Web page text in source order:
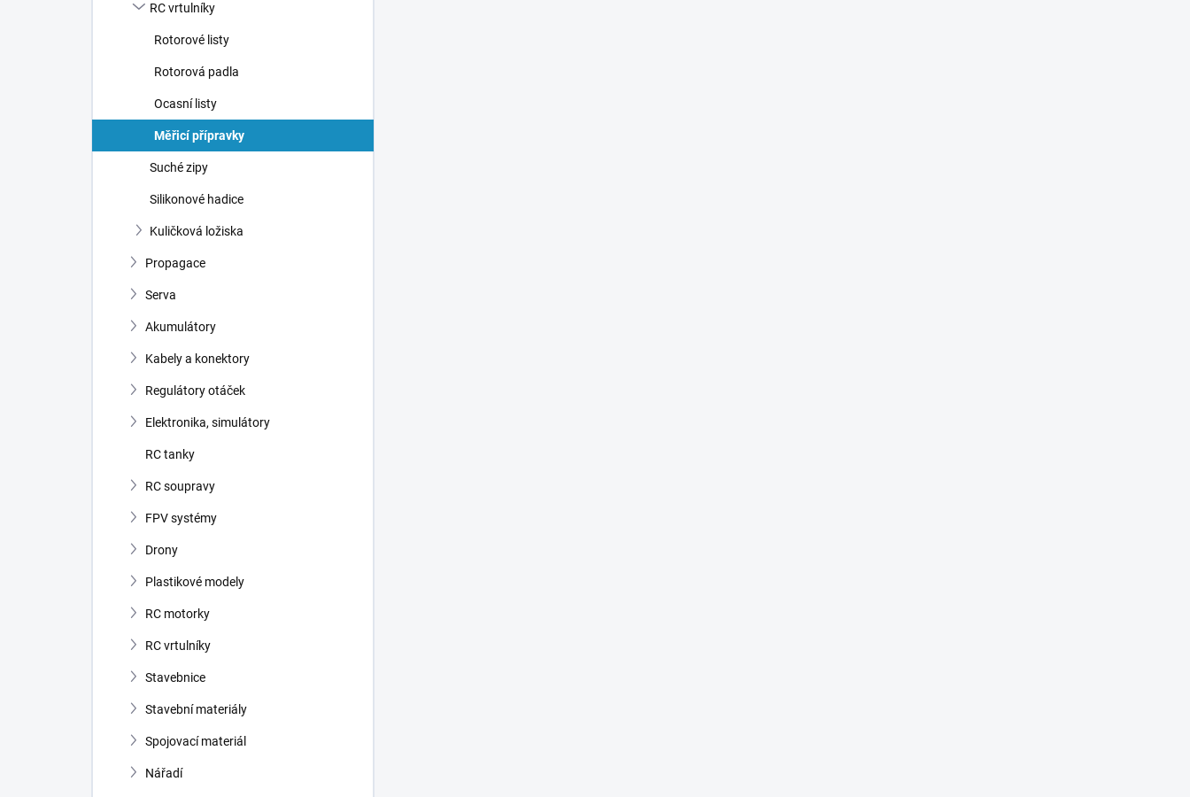
RC vrtulníky
Rotorové listy
Rotorová padla
Ocasní listy
Měřicí přípravky
Suché zipy
Silikonové hadice
Kuličková ložiska
Propagace
Serva
Akumulátory
Kabely a konektory
Regulátory otáček
Elektronika, simulátory
RC tanky
RC soupravy
FPV systémy
Drony
Plastikové modely
RC motorky
RC vrtulníky
Stavebnice
Stavební materiály
Spojovací materiál
Nářadí